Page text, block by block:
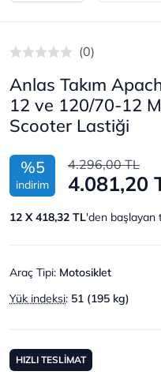
(0)
Anlas Takım
12 ve 120/70-12
Scooter Lastiği
%5
indirim
4.296,00 TL
4.081,20
12 X 418,32 TL'den başlayan
Araç Tipi: Motosiklet
Yük indeksi: 51 (195 kg)
HIZLI TESLİMAT